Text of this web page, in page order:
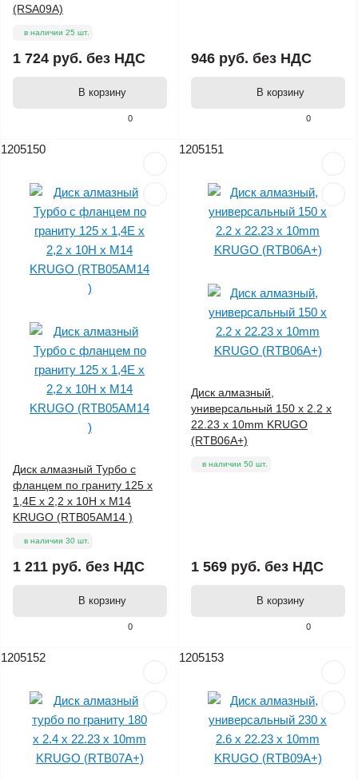
0
(RSA09A)
в наличии 25 шт.
1 724 руб. без НДС
В корзину
0
946 руб. без НДС
В корзину
1205150
0
Диск алмазный Турбо с
фланцем по граниту 125 x
1,4Е x 2,2 x 10Н x М14
KRUGO (RTB05AM14 )
в наличии 30 шт.
1 211 руб. без НДС
В корзину
1205151
0
Диск алмазный,
универсальный 150 x 2.2 x
22.23 x 10mm KRUGO
(RTB06A+)
в наличии 50 шт.
1 569 руб. без НДС
В корзину
1205152 1205153